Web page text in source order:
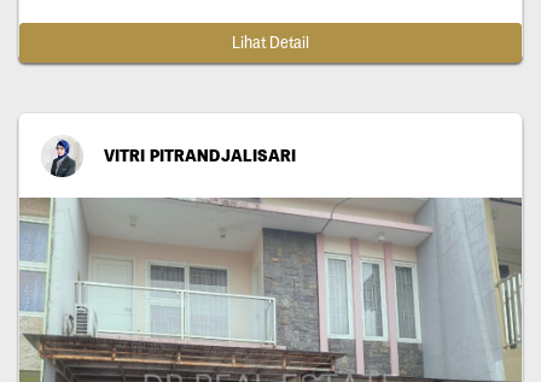
Lihat Detail
VITRI PITRANDJALISARI